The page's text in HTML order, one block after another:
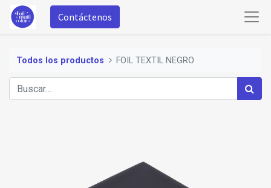
Contáctenos
Todos los productos FOIL TEXTIL NEGRO